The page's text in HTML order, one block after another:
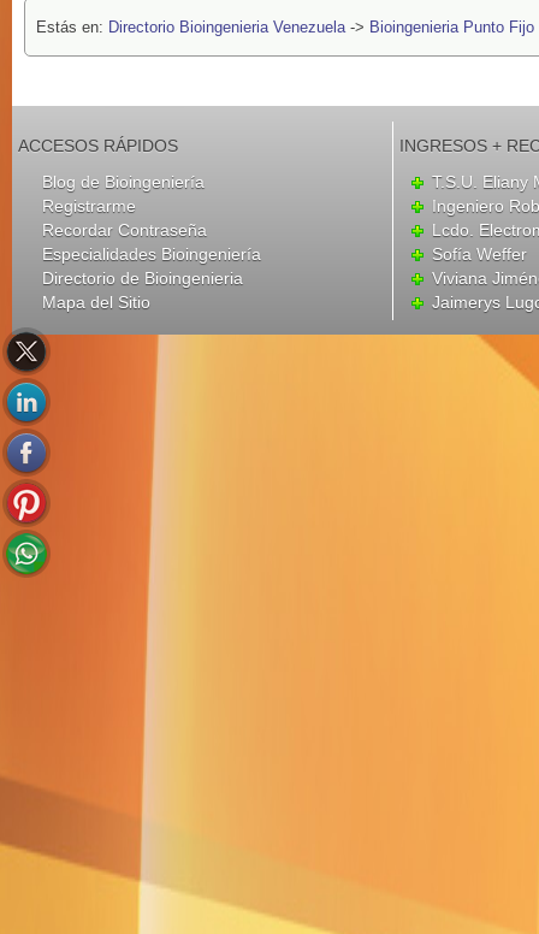
Estás en: Directorio Bioingenieria Venezuela-> Bioingenieria Punto Fijo
ACCESOS RÁPIDOS
Blog de Bioingeniería
Registrarme
Recordar Contraseña
Especialidades Bioingeniería
Directorio de Bioingenieria
Mapa del Sitio
INGRESOS +
T.S.U. Eliany
Ingeniero
Lcdo.
Sofía Weffer
Viviana
Jaimerys